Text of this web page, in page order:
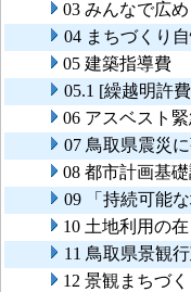
03 みんなで広
04 まちづくり
05 建築指導費
05.1 [繰越明許
06 アスベスト
07 鳥取県震災
08 都市計画基
09 「持続可能
10 土地利用の
11 鳥取県景観
12 景観まちづ